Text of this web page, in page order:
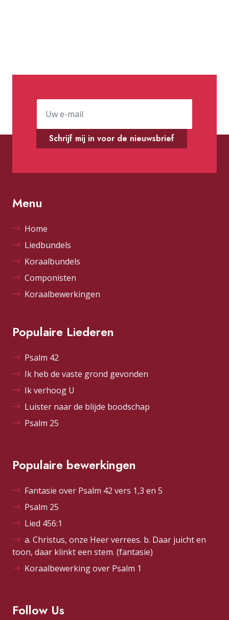
Schrijf mij in voor de nieuwsbrief
Menu
Home
Liedbundels
Koraalbundels
Componisten
Koraalbewerkingen
Populaire Liederen
Psalm 42
Ik heb de vaste grond gevonden
Ik verhoog U
Luister naar de blijde boodschap
Psalm 25
Populaire bewerkingen
Fantasie over Psalm 42 vers 1,3 en 5
Psalm 25
Lied 456:1
a. Christus, onze Heer verrees. b. Daar juicht en
toon, daar klinkt een stem. (fantasie)
Koraalbewerking over Psalm 1
Follow Us